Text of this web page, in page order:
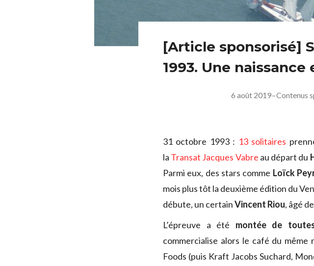
[Article sponsorisé]
1993. Une naissance
6 août 2019–Contenus
31 octobre 1993 : 13 solitaires
la Transat Jacques Vabre au départ du
Parmi eux, des stars comme Loïck
mois plus tôt la deuxième édition du
débute, un certainVincent Riou, âgé
L’épreuve a été montée de
commercialise alors le café du
Foods (puis Kraft Jacobs Suchard,